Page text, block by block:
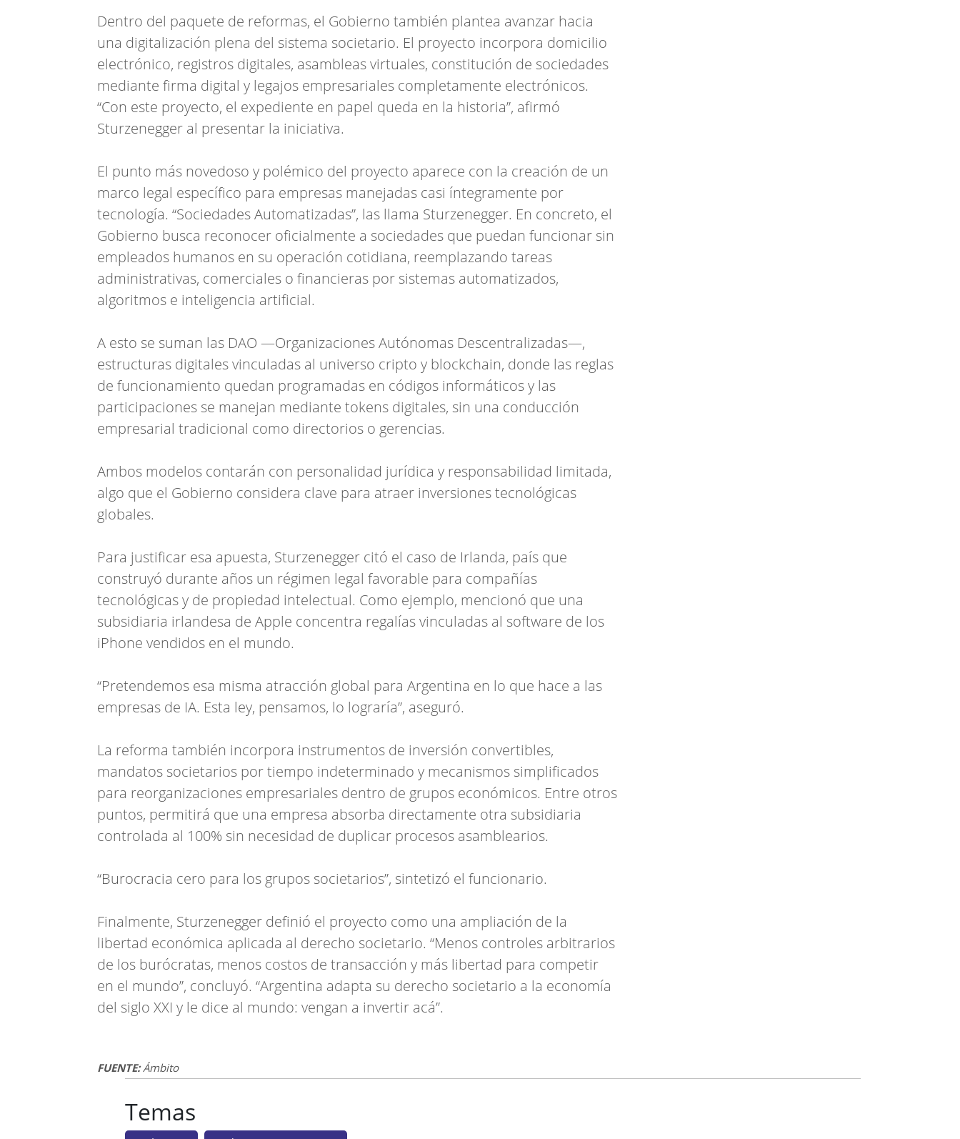
Dentro del paquete de reformas, el Gobierno también plantea avanzar hacia
una digitalización plena del sistema societario. El proyecto incorpora domicilio
electrónico, registros digitales, asambleas virtuales, constitución de sociedades
mediante firma digital y legajos empresariales completamente electrónicos.
“Con este proyecto, el expediente en papel queda en la historia”, afirmó
Sturzenegger al presentar la iniciativa.
El punto más novedoso y polémico del proyecto aparece con la creación de un
marco legal específico para empresas manejadas casi íntegramente por
tecnología. “Sociedades Automatizadas”, las llama Sturzenegger. En concreto, el
Gobierno busca reconocer oficialmente a sociedades que puedan funcionar sin
empleados humanos en su operación cotidiana, reemplazando tareas
administrativas, comerciales o financieras por sistemas automatizados,
algoritmos e inteligencia artificial.
A esto se suman las DAO —Organizaciones Autónomas Descentralizadas—,
estructuras digitales vinculadas al universo cripto y blockchain, donde las reglas
de funcionamiento quedan programadas en códigos informáticos y las
participaciones se manejan mediante tokens digitales, sin una conducción
empresarial tradicional como directorios o gerencias.
Ambos modelos contarán con personalidad jurídica y responsabilidad limitada,
algo que el Gobierno considera clave para atraer inversiones tecnológicas
globales.
Para justificar esa apuesta, Sturzenegger citó el caso de Irlanda, país que
construyó durante años un régimen legal favorable para compañías
tecnológicas y de propiedad intelectual. Como ejemplo, mencionó que una
subsidiaria irlandesa de Apple concentra regalías vinculadas al software de los
iPhone vendidos en el mundo.
“Pretendemos esa misma atracción global para Argentina en lo que hace a las
empresas de IA. Esta ley, pensamos, lo lograría”, aseguró.
La reforma también incorpora instrumentos de inversión convertibles,
mandatos societarios por tiempo indeterminado y mecanismos simplificados
para reorganizaciones empresariales dentro de grupos económicos. Entre otros
puntos, permitirá que una empresa absorba directamente otra subsidiaria
controlada al 100% sin necesidad de duplicar procesos asamblearios.
“Burocracia cero para los grupos societarios”, sintetizó el funcionario.
Finalmente, Sturzenegger definió el proyecto como una ampliación de la
libertad económica aplicada al derecho societario. “Menos controles arbitrarios
de los burócratas, menos costos de transacción y más libertad para competir
en el mundo”, concluyó. “Argentina adapta su derecho societario a la economía
del siglo XXI y le dice al mundo: vengan a invertir acá”.
FUENTE:Ámbito
Temas